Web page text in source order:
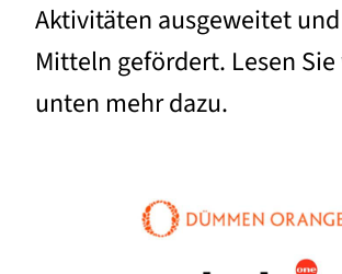
Aktivitäten ausgeweitet
Mitteln gefördert. Lesen
unten mehr dazu.